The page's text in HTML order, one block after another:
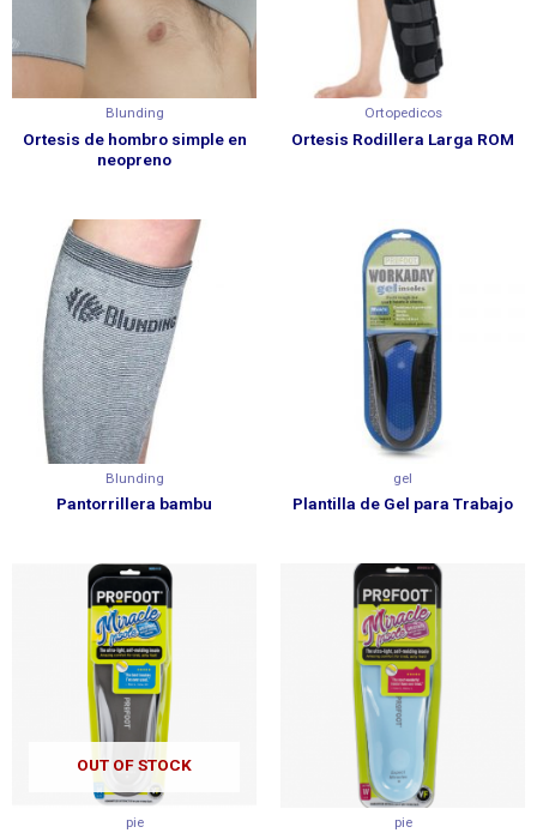
Blunding
Ortesis de hombro simple en
neopreno
Ortopedicos
Ortesis Rodillera Larga ROM
Blunding
Pantorrillera bambu
gel
Plantilla de Gel para Trabajo
OUT OF STOCK
pie pie